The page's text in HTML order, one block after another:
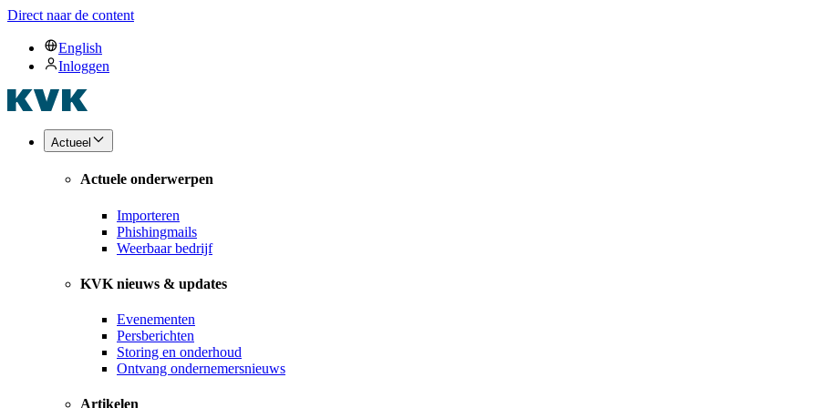
Direct naar de content
English
Inloggen
Actueel
Actuele onderwerpen
Importeren
Phishingmails
Weerbaar bedrijf
KVK nieuws & updates
Evenementen
Persberichten
Storing en onderhoud
Ontvang ondernemersnieuws
Artikelen